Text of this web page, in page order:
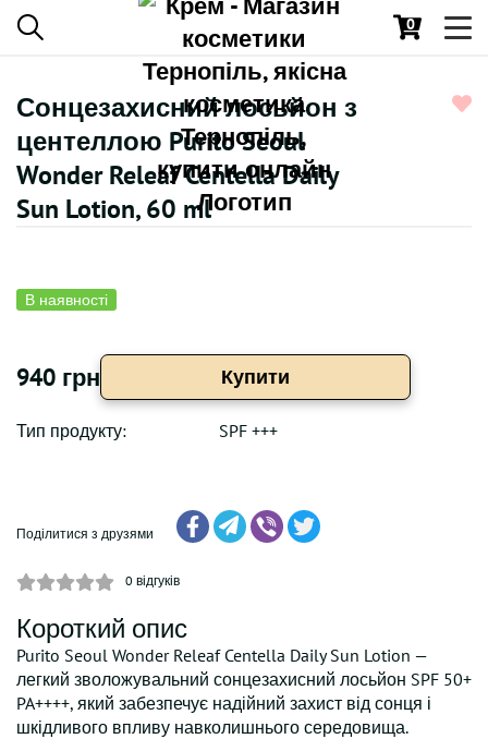
0
Сонцезахисний лосьйон з
центеллою Purito Seoul
Wonder Releaf Centella Daily
Sun Lotion, 60 ml
В наявності
940 грн Купити
Тип продукту: SPF +++
Поділитися з друзями
0 відгуків
Короткий опис
Purito Seoul Wonder Releaf Centella Daily Sun Lotion —
легкий зволожувальний сонцезахисний лосьйон SPF 50+
PA++++, який забезпечує надійний захист від сонця і
шкідливого впливу навколишнього середовища.